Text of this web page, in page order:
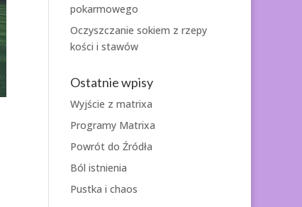
pokarmowego
Oczyszczanie sokiem z rzepy
kości i stawów
Ostatnie wpisy
Wyjście z matrixa
Programy Matrixa
Powrót do Źródła
Ból istnienia
Pustka i chaos